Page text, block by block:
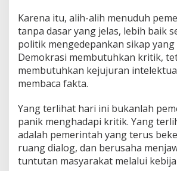
Karena itu, alih-alih menuduh
tanpa dasar yang jelas, lebih baik
politik mengedepankan sikap
Demokrasi membutuhkan kritik,
membutuhkan kejujuran
membaca fakta.
Yang terlihat hari ini bukanlah
panik menghadapi kritik. Yang
adalah pemerintah yang terus
ruang dialog, dan berusaha
tuntutan masyarakat melalui